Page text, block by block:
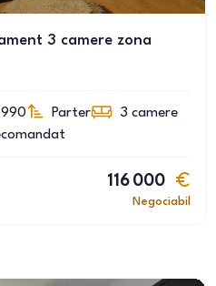
3 camere zona
Parter 3 camere
116 000
Negociabil